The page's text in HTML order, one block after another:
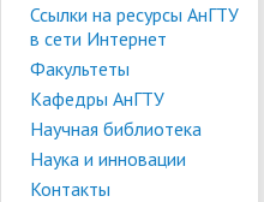
Ссылки на ресурсы АнГТУ
в сети Интернет
Факультеты
Кафедры АнГТУ
Научная библиотека
Наука и инновации
Контакты